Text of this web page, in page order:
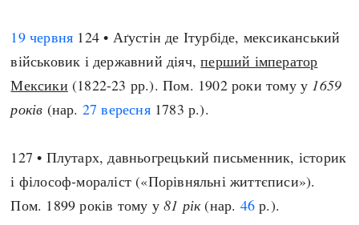
19 червня 124 • Аґустін де Ітурбіде, мексиканський
військовик і державний діяч,перший імператор
Мексики (1822-23 рр.). Пом. 1902 роки тому у 1659
років (нар. 27 вересня1783 р.).
127 • Плутарх, давньогрецький письменник, історик
і філософ-мораліст («Порівняльні життєписи»).
Пом. 1899 років тому у81 рік(нар. 46 р.).